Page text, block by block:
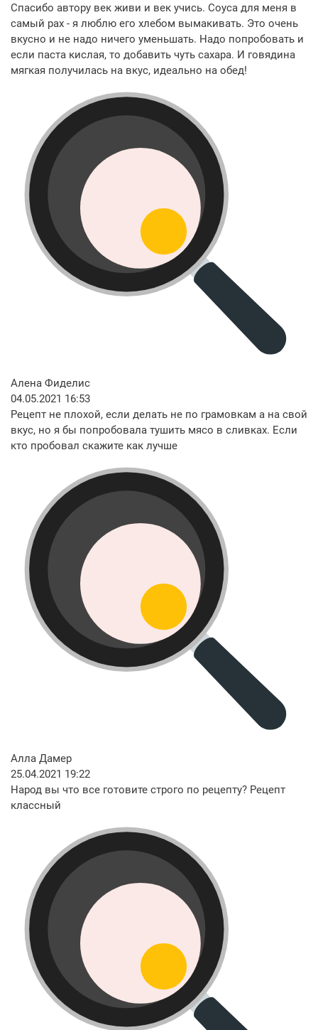
Спасибо автору век живи и век учись. Соуса для меня в
самый рах - я люблю его хлебом вымакивать. Это очень
вкусно и не надо ничего уменьшать. Надо попробовать и
если паста кислая, то добавить чуть сахара. И говядина
мягкая получилась на вкус, идеально на обед!
Алена Фиделис
04.05.2021 16:53
Рецепт не плохой, если делать не по грамовкам а на свой
вкус, но я бы попробовала тушить мясо в сливках. Если
кто пробовал скажите как лучше
Алла Дамер
25.04.2021 19:22
Народ вы что все готовите строго по рецепту? Рецепт
классный